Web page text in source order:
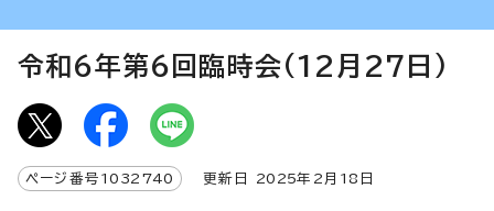
令和6年第6回臨時会(12月27日)
ページ番号 1032740 更新日 2025年2月 18 日